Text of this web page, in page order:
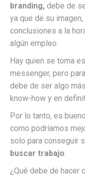
branding, debe de
ya que de su
conclusiones a la
algún empleo.
Hay quien se toma
messenger, pero
debe de ser algo
know-how y en
Por lo tanto, es
como podríamos
solo para conseguir
buscar trabajo.
¿Qué debe de hacer